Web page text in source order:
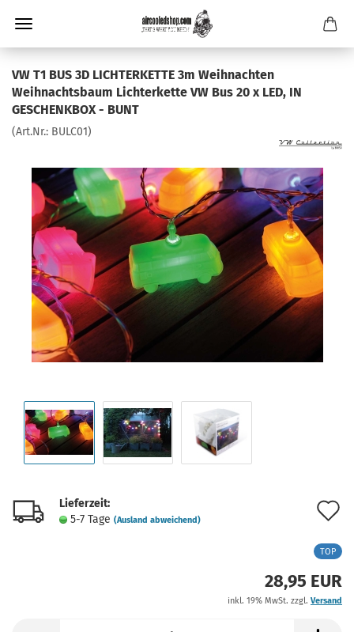
VW T1 BUS 3D LICHTERKETTE 3m Weihnachten
Weihnachtsbaum Lichterkette VW Bus 20 x LED, IN
GESCHENKBOX - BUNT
(Art.Nr.: BULC01)
Lieferzeit:
5-7 Tage (Ausland abweichend)
TOP
28,95 EUR
inkl. 19% MwSt. zzgl. Versand